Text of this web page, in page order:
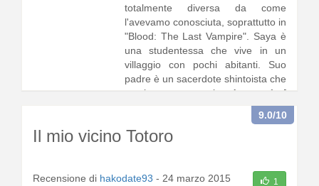
totalmente diversa da come
l'avevamo conosciuta, soprattutto in
"Blood: The Last Vampire". Saya è
una studentessa che vive in un
villaggio con pochi abitanti. Suo
padre è un sacerdote shintoista che
gestisce un tempio. A quan1 [
Il mio vicino Totoro
9.0/10
Recensione di hakodate93 - 24 marzo 2015 1